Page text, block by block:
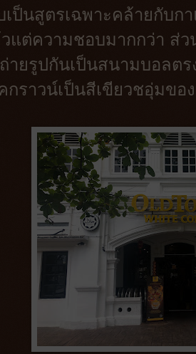
ป็นสูตรเฉพาะคล้ายกับก
วแต่ความชอบมากกว่า ส่
ายรูปกันเป็นสนามบอลต
กราวน์เป็นสีเขียวชอุ่มข